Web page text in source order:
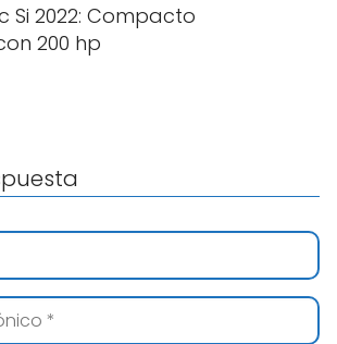
Si 2022: Compacto
200 hp